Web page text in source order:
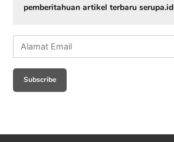
pemberitahuan artikel terbaru serupa.id
Alamat
Email
Subscribe